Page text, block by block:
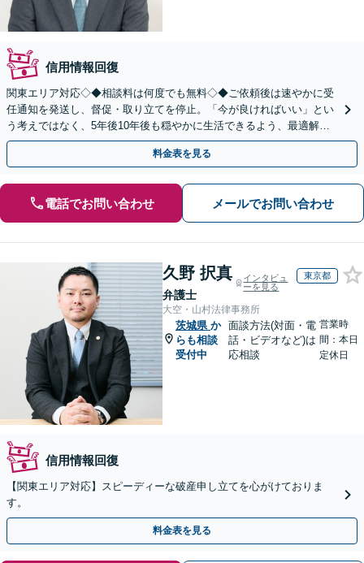
信用情報回復
関東エリア対応◇◆相談料は何度でも無料◇◆ご依頼後は速やかに受
任通知を発送し、督促・取り立てを停止。「今が良ければいい」とい
う考えではなく、5年後10年後も穏やかに生活できるよう、最適解を
ご提案。借金問題は一人で抱え込まずご相談ください。
料金表を見る
電話でお問い合わせ メールでお問い合わせ
久野 択真
弁護士
インタビュ
ーを見る
東京都
大空・山村法律事務所
茨城県 か
らも相談
受付中
面談方法(対面・電
話・ビデオなど)は
応相談
営業時
間：本日
定休日
信用情報回復
【関東エリア対応】スピーディーな破産申し立てを心がけておりま
す。
料金表を見る